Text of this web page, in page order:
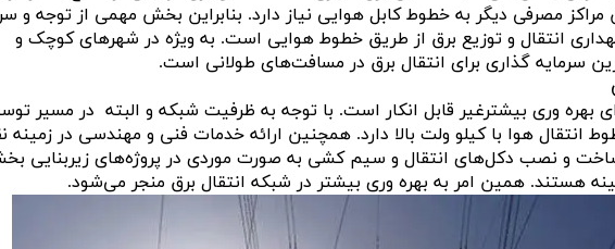
مصرفی دیگر به خطوط کابل هوایی نیاز دارد. بنابراین بخش مهمی از توجه و
انتقال و توزیع برق از طریق خطوط هوایی است. به ویژه در شهرهای کوچک و
سرمایه گذاری برای انتقال برق در مسافت‌های طولانی است.
بهره وری بیشترغیر قابل انکار است. با توجه به ظرفیت شبکه و البته در مسیر
انتقال هوا با کیلو ولت بالا دارد. همچنین ارائه خدمات فنی و مهندسی در زمینه
ساخت و نصب دکل‌های انتقال و سیم کشی به صورت موردی در پروژه‌های زیربنایی
هستند. همین امر به بهره وری بیشتر در شبکه انتقال برق منجر می‌شود.